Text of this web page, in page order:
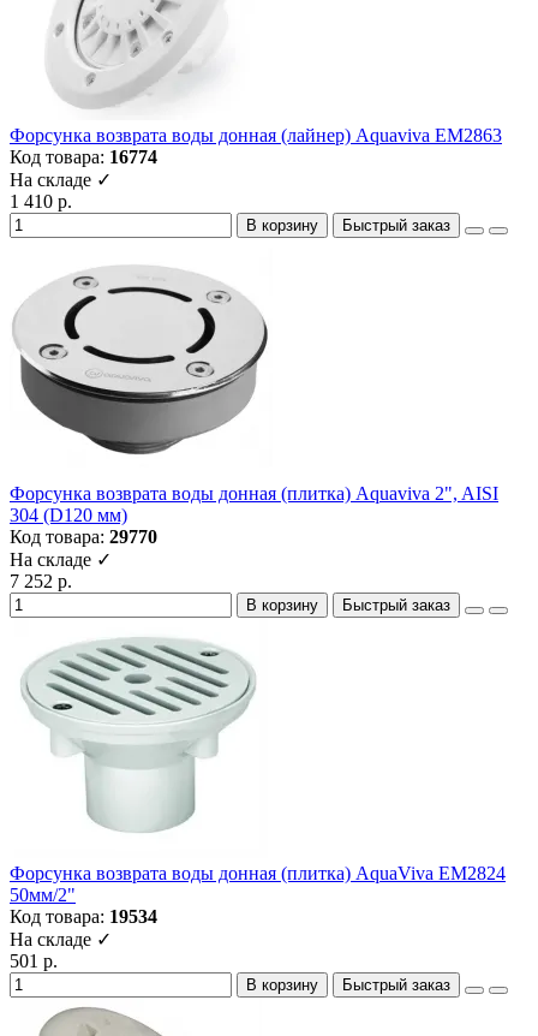
Форсунка возврата воды донная (лайнер) Aquaviva EM2863
Код товара: 16774
На складе ✓
1 410 р.
В корзину Быстрый заказ
Форсунка возврата воды донная (плитка) Aquaviva 2", AISI
304 (D120 мм)
Код товара: 29770
На складе ✓
7 252 р.
В корзину Быстрый заказ
Форсунка возврата воды донная (плитка) AquaViva EM2824
50мм/2"
Код товара: 19534
На складе ✓
501 р.
В корзину Быстрый заказ